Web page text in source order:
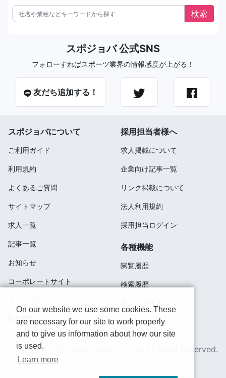
スポジョバ 公式SNS
フォローすればスポーツ業界の情報感度が上がる！
友だち追加する！
スポジョバについて
ご利用ガイド
利用規約
よくあるご質問
サイトマップ
求人一覧
記事一覧
お知らせ
コーポレートサイト
採用情報
採用担当者様へ
求人掲載について
企業向け記事一覧
リンク掲載について
法人利用規約
採用担当ログイン
各種機能
閲覧履歴
検索履歴
応募済み
Copyright 2020 SportsField Co Ltd.All Right Reserved.
On our website we use some cookies. These
are necessary for our site to work properly
and to give us information about how our site
is used.
Learn more